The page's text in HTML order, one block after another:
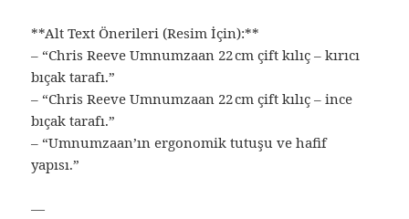
**Alt Text Önerileri (Resim İçin):**
– “Chris Reeve Umnumzaan 22 cm çift kılıç – kırıcı
bıçak tarafı.”
– “Chris Reeve Umnumzaan 22 cm çift kılıç – ince
bıçak tarafı.”
– “Umnumzaan’ın ergonomik tutuşu ve hafif
yapısı.”
—